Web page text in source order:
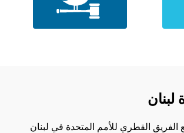
لبنان
القطري للأمم المتحدة في لبنان